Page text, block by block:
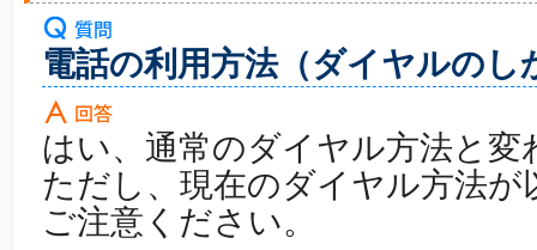
電話の利用方法（ダイヤルのし
はい、通常のダイヤル方法と変
ただし、現在のダイヤル方法が
ご注意ください。